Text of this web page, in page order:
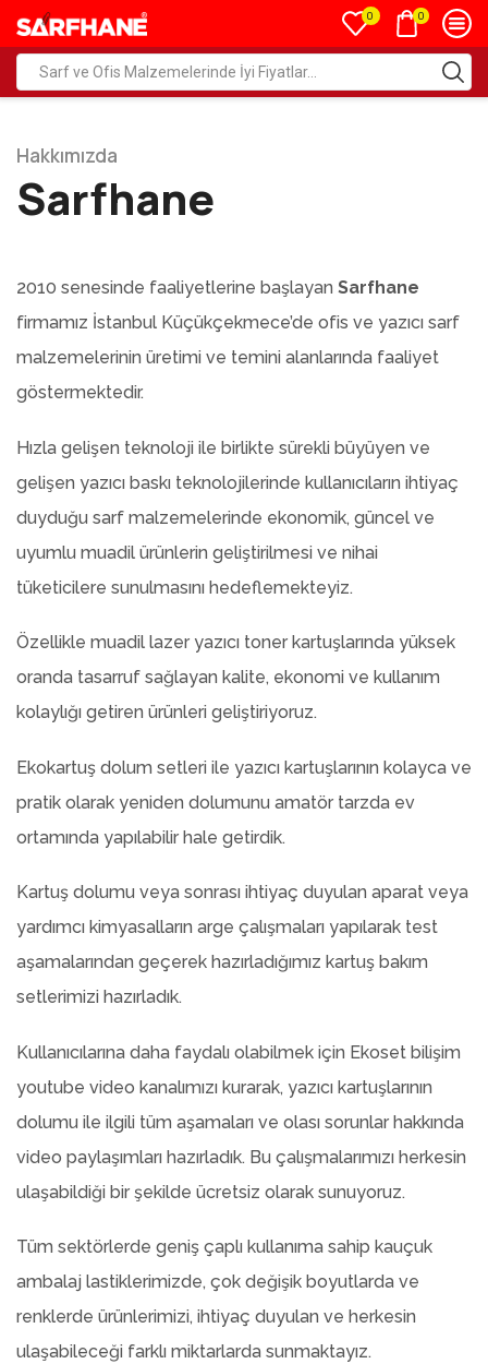
0 0
Hakkımızda
Sarfhane
2010 senesinde faaliyetlerine başlayan Sarfhane
firmamız İstanbul Küçükçekmece’de ofis ve yazıcı sarf
malzemelerinin üretimi ve temini alanlarında faaliyet
göstermektedir.
Hızla gelişen teknoloji ile birlikte sürekli büyüyen ve
gelişen yazıcı baskı teknolojilerinde kullanıcıların ihtiyaç
duyduğu sarf malzemelerinde ekonomik, güncel ve
uyumlu muadil ürünlerin geliştirilmesi ve nihai
tüketicilere sunulmasını hedeflemekteyiz.
Özellikle muadil lazer yazıcı toner kartuşlarında yüksek
oranda tasarruf sağlayan kalite, ekonomi ve kullanım
kolaylığı getiren ürünleri geliştiriyoruz.
Ekokartuş dolum setleri ile yazıcı kartuşlarının kolayca ve
pratik olarak yeniden dolumunu amatör tarzda ev
ortamında yapılabilir hale getirdik.
Kartuş dolumu veya sonrası ihtiyaç duyulan aparat veya
yardımcı kimyasalların arge çalışmaları yapılarak test
aşamalarından geçerek hazırladığımız kartuş bakım
setlerimizi hazırladık.
Kullanıcılarına daha faydalı olabilmek için Ekoset bilişim
youtube video kanalımızı kurarak, yazıcı kartuşlarının
dolumu ile ilgili tüm aşamaları ve olası sorunlar hakkında
video paylaşımları hazırladık. Bu çalışmalarımızı herkesin
ulaşabildiği bir şekilde ücretsiz olarak sunuyoruz.
Tüm sektörlerde geniş çaplı kullanıma sahip kauçuk
ambalaj lastiklerimizde, çok değişik boyutlarda ve
renklerde ürünlerimizi, ihtiyaç duyulan ve herkesin
ulaşabileceği farklı miktarlarda sunmaktayız.